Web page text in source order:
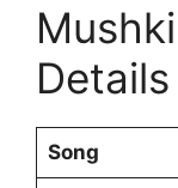
Details
Song